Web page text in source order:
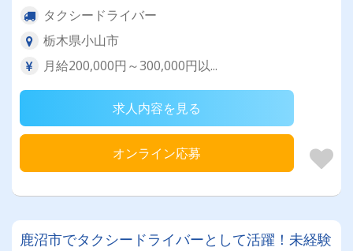
タクシードライバー
栃木県小山市
月給200,000円～300,000円以...
求人内容を見る
オンライン応募
鹿沼市でタクシードライバーとして活躍！未経験